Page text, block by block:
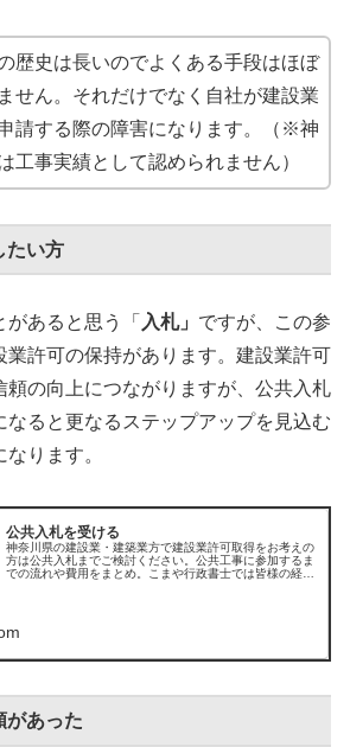
歴史は長いのでよくある手段はほぼ
せん。それだけでなく自社が建設業
請する際の障害になります。（※神
工事実績として認められません）
たい方
あると思う「 入札」 ですが、この参
業許可の保持があります。建設業許可
頼の向上につながりますが、公共入札
なると更なるステップアップを見込む
ります。
公共入札を受ける
神奈川県の建設業・建築業方で建設業許可取得をお考えの
方は公共入札までご検討ください。公共工事に参加するま
での流れや費用をまとめ。こまや行政書士では皆様の経営
があった